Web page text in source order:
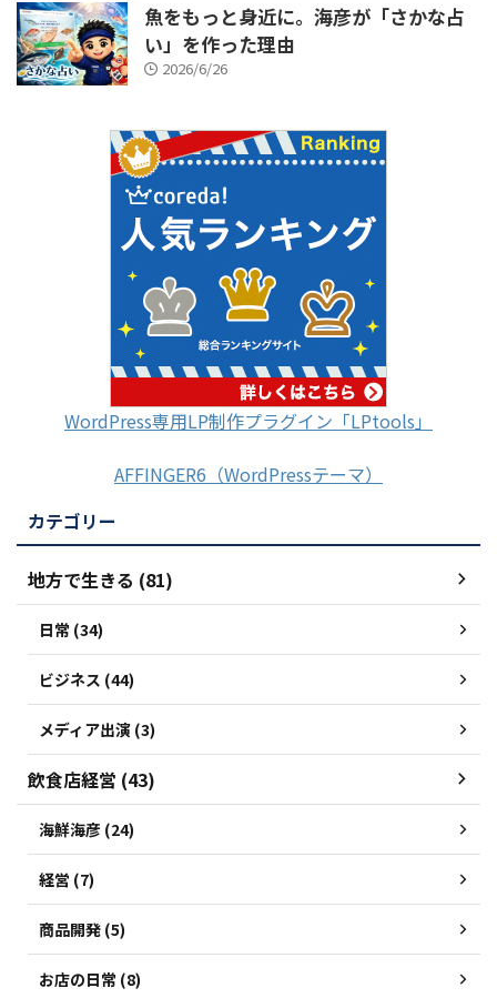
魚をもっと身近に。海彦が「さかな占
い」を作った理由
2026/6/26
WordPress専用LP制作プラグイン「LPtools」
AFFINGER6（WordPressテーマ）
カテゴリー
地方で生きる (81)
日常 (34)
ビジネス (44)
メディア出演 (3)
飲食店経営 (43)
海鮮海彦 (24)
経営 (7)
商品開発 (5)
お店の日常 (8)